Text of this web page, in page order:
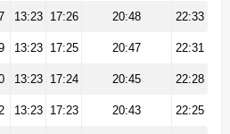
13:23 17:26 20:48 22:33
13:23 17:25 20:47 22:31
13:23 17:24 20:45 22:28
13:23 17:23 20:43 22:25